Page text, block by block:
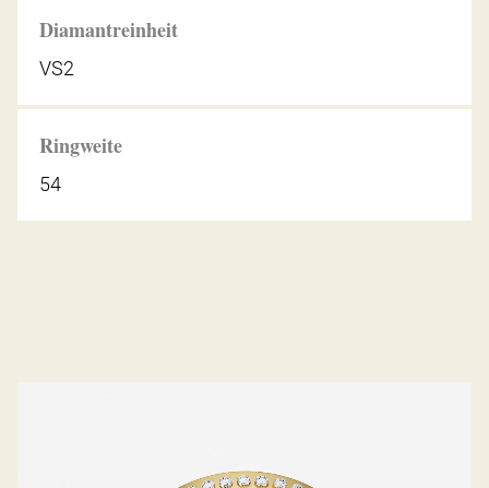
Diamantreinheit
VS2
Ringweite
54